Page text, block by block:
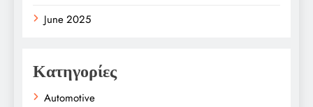
June 2025
Κατηγορίες
Automotive